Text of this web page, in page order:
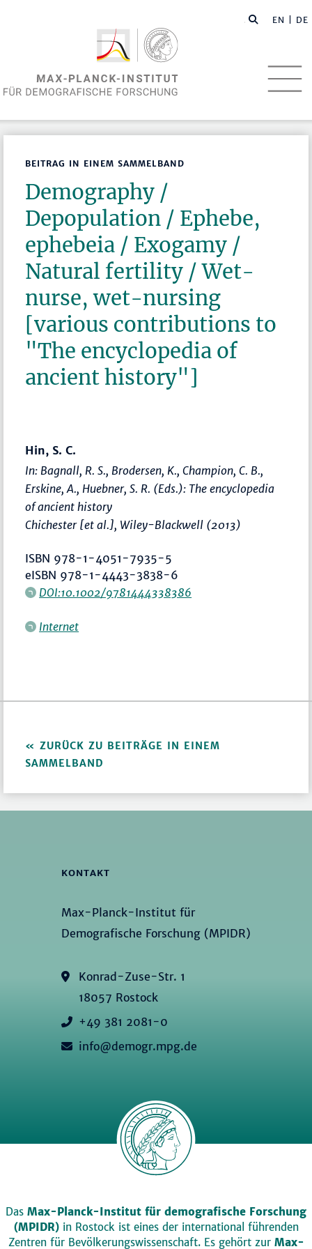
EN | DE
BEITRAG IN EINEM SAMMELBAND
Demography /
Depopulation / Ephebe,
ephebeia / Exogamy /
Natural fertility / Wet-
nurse, wet-nursing
[various contributions to
"The encyclopedia of
ancient history"]
Hin, S. C.
In: Bagnall, R. S., Brodersen, K., Champion, C. B.,
Erskine, A., Huebner, S. R. (Eds.): The encyclopedia
of ancient history
Chichester [et al.], Wiley-Blackwell (2013)
ISBN 978-1-4051-7935-5
eISBN 978-1-4443-3838-6
DOI:10.1002/9781444338386
Internet
ZURÜCK ZU BEITRÄGE IN EINEM
SAMMELBAND
KONTAKT
Max-Planck-Institut für
Demografische Forschung (MPIDR)
Konrad-Zuse-Str. 1
18057 Rostock
+49 381 2081-0
info@demogr.mpg.de
Das Max-Planck-Institut für demografische Forschung
(MPIDR)in Rostock ist eines der international führenden
Zentren für Bevölkerungswissenschaft. Es gehört zur Max-